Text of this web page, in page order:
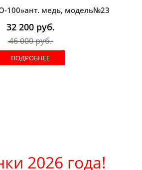
100»ант. медь, модель№23
32 200руб.
46 000руб.
ПОДРОБНЕЕ
2026 года!